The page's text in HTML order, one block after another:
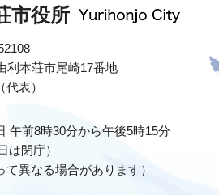
市役所
本荘市尾崎17番地
表）
午前8時30分から午後5時15分
は閉庁）
て異なる場合があります）